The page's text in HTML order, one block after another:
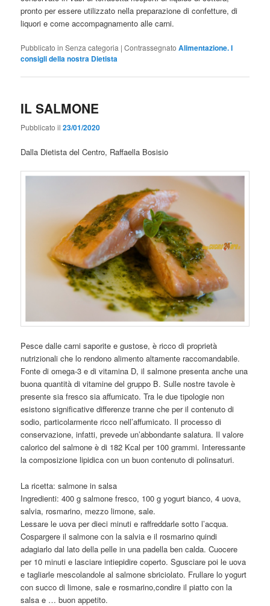
pronto per essere utilizzato nella preparazione di confetture, di
liquori e come accompagnamento alle carni.
Pubblicato in Senza categoria |Contrassegnato Alimentazione. I
consigli della nostra Dietista
IL SALMONE
Pubblicato il23/01/2020
Dalla Dietista del Centro, Raffaella Bosisio
Pesce dalle carni saporite e gustose, è ricco di proprietà
nutrizionali che lo rendono alimento altamente raccomandabile.
Fonte di omega-3 e di vitamina D, il salmone presenta anche una
buona quantità di vitamine del gruppo B. Sulle nostre tavole è
presente sia fresco sia affumicato. Tra le due tipologie non
esistono significative differenze tranne che per il contenuto di
sodio, particolarmente ricco nell’affumicato. Il processo di
conservazione, infatti, prevede un’abbondante salatura. Il valore
calorico del salmone è di 182 Kcal per 100 grammi. Interessante
la composizione lipidica con un buon contenuto di polinsaturi.
La ricetta: salmone in salsa
Ingredienti: 400 g salmone fresco, 100 g yogurt bianco, 4 uova,
salvia, rosmarino, mezzo limone, sale.
Lessare le uova per dieci minuti e raffreddarle sotto l’acqua.
Cospargere il salmone con la salvia e il rosmarino quindi
adagiarlo dal lato della pelle in una padella ben calda. Cuocere
per 10 minuti e lasciare intiepidire coperto. Sgusciare poi le uova
e tagliarle mescolandole al salmone sbriciolato. Frullare lo yogurt
con succo di limone, sale e rosmarino,condire il piatto con la
salsa e … buon appetito.